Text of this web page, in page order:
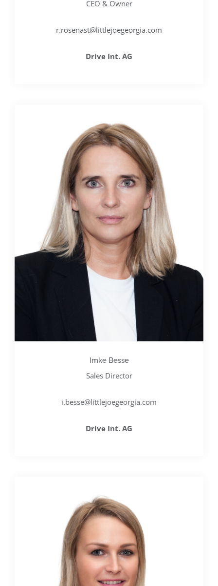
CEO & Owner
r.rosenast@littlejoegeorgia.com
Drive Int. AG
Imke Besse
Sales Director
i.besse@littlejoegeorgia.com
Drive Int. AG